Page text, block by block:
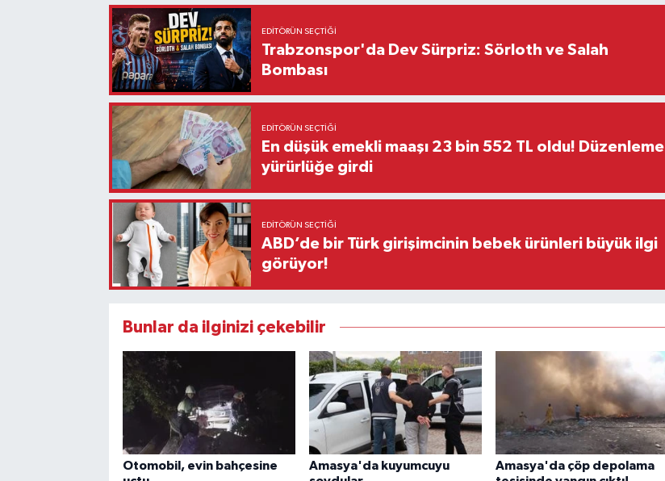
EDITÖRÜN SEÇTIĞI
Trabzonspor'da Dev Sürpriz: Sörloth ve Salah
Bombası
EDITÖRÜN SEÇTIĞI
En düşük emekli maaşı 23 bin 552 TL oldu! Düzenleme
yürürlüğe girdi
EDITÖRÜN SEÇTIĞI
ABD’de bir Türk girişimcinin bebek ürünleri büyük ilgi
görüyor!
Bunlar da ilginizi çekebilir
Otomobil, evin bahçesine
Amasya'da kuyumcuyu
Amasya'da çöp depolama